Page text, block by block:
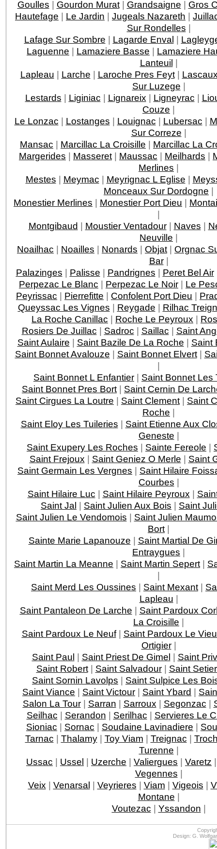
Goulles | Gourdon Murat| Grandsaigne | Gros
Hautefage | Le Jardin | Jugeals Nazareth |
Sur Rondelles |
Lafage Sur Sombre | Lagarde Enval |
Laguenne | Lamaziere Basse | Lamaziere
Lanteuil |
Lapleau | Larche | Laroche Pres Feyt|
Sur Luzege |
Lestards | Liginiac | Lignareix | Ligneyrac |
Couze |
Le Lonzac | Lostanges | Louignac | Lubersac |
Sur Correze |
Mansac | Marcillac La Croisille | Marcillac La
Margerides | Masseret | Maussac | Meilhards |
Merlines |
Mestes | Meymac | Meyrignac L Eglise |
Monceaux Sur Dordogne |
Monestier Merlines | Monestier Port Dieu |
|
Montgibaud | Moustier Ventadour| Naves |
Neuville |
Noailhac | Noailles | Nonards | Objat | Orgnac
Bar|
Palazinges | Palisse | Pandrignes | Peret Bel Air
Perpezac Le Blanc | Perpezac Le Noir | Le
Peyrissac | Pierrefitte | Confolent Port Dieu |
Queyssac Les Vignes | Reygade | Rilhac
La Roche Canillac | Roche Le Peyroux |
Rosiers De Juillac | Sadroc | Saillac | Saint
Saint Aulaire | Saint Bazile De La Roche | Saint
Saint Bonnet Avalouze | Saint Bonnet Elvert|
|
Saint Bonnet L Enfantier | Saint Bonnet Les
Saint Bonnet Pres Bort | Saint Cernin De
Saint Cirgues La Loutre | Saint Clement | Saint
Roche |
Saint Eloy Les Tuileries | Saint Etienne Aux
Geneste |
Saint Exupery Les Roches | Sainte Fereole |
Saint Frejoux | Saint Geniez O Merle | Saint
Saint Germain Les Vergnes | Saint Hilaire
Courbes |
Saint Hilaire Luc | Saint Hilaire Peyroux |
Saint Jal | Saint Julien Aux Bois | Saint
Saint Julien Le Vendomois | Saint Julien
Bort |
Sainte Marie Lapanouze | Saint Martial De
Entraygues |
Saint Martin La Meanne | Saint Martin Sepert |
|
Saint Merd Les Oussines | Saint Mexant |
Lapleau |
Saint Pantaleon De Larche | Saint Pardoux
La Croisille |
Saint Pardoux Le Neuf| Saint Pardoux Le
Ortigier|
Saint Paul | Saint Priest De Gimel | Saint
Saint Robert| Saint Salvadour| Saint
Saint Sornin Lavolps | Saint Sulpice Les
Saint Viance | Saint Victour | Saint Ybard |
Salon La Tour| Sarran | Sarroux | Segonzac |
Seilhac | Serandon | Serilhac | Servieres Le
Sioniac | Sornac | Soudaine Lavinadiere |
Tarnac | Thalamy| Toy Viam | Treignac |
Turenne |
Ussac | Ussel | Uzerche | Valiergues | Varetz
Vegennes |
Veix | Venarsal | Veyrieres | Viam | Vigeois |
Montane |
Voutezac | Yssandon |
Design: G.